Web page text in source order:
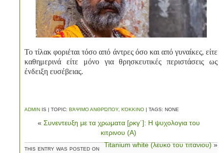
Το τίλακ φοριέται τόσο από άντρες όσο και από γυναίκες, είτε
καθημερινά είτε μόνο για θρησκευτικές περιστάσεις ως
ένδειξη ευσέβειας.
ADMIN IS | TOPIC: ΒΆΨΙΜΟ ΑΝΘΡΏΠΟΥ, ΚΌΚΚΙΝΟ | TAGS: NONE
« Συνεντευξη με τα χρωματα [ρκγ΄]: Η ψυχολογια του
κιτρινου (Α)
Titanium white (λευκο του τιτανιου)»
THIS ENTRY WAS POSTED ON